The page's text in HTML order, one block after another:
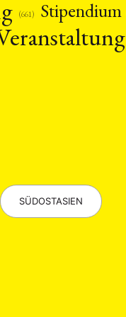
(12) Bericht
(661) Stipendium
SÜDOSTASIEN